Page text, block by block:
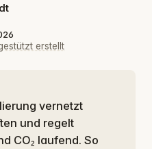
erstellt
und regelt
CO₂ laufend. So